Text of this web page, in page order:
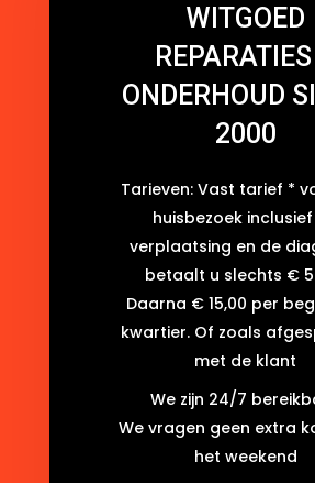
WITGOED
ONDERHOUD
2000
Tarieven: Vast tarief *
huisbezoek
verplaatsing en de
betaalt u slechts €
Daarna € 15,00 per
kwartier. Of zoals
met de klant
We zijn 24/7
We vragen geen extra
het weekend